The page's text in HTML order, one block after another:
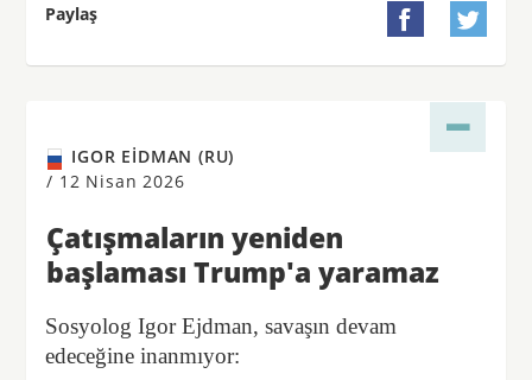
Paylaş  
IGOR EIDMAN (RU)
/ 12 Nisan 2026
Çatışmaların yeniden
başlaması Trump'a yaramaz
Sosyolog Igor Ejdman, savaşın devam
edeceğine inanmıyor: